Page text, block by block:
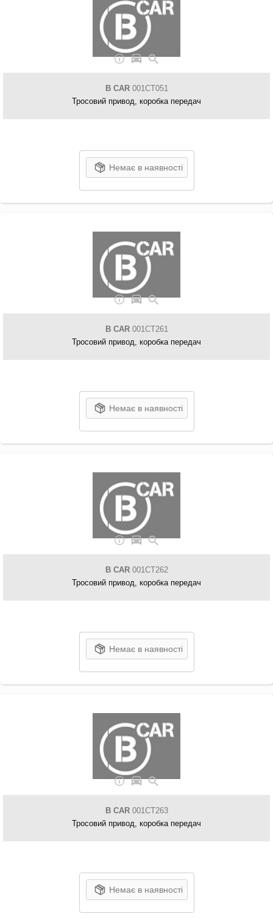
B CAR001CT051
Тросовий привод, коробка передач
Немає в наявності
B CAR001CT261
Тросовий привод, коробка передач
Немає в наявності
B CAR001CT262
Тросовий привод, коробка передач
Немає в наявності
B CAR001CT263
Тросовий привод, коробка передач
Немає в наявності